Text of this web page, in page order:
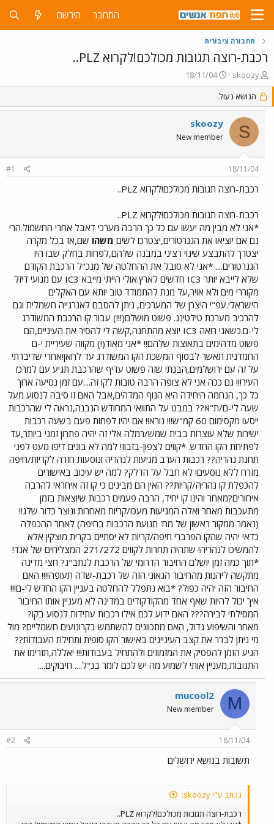
התחבר הירשם
תחבורה ציבורית
רכבת-רוצה תגובות מכולכם!לקרוא PLZ..
פ
ו
ת
ח
נ
skoozy
פ
ו
ס
ב
ת
ך
18/11/04
הנושא נעול.
S
skoozy
New member
18/11/04
#1
רכבת-רוצה תגובות מכולכם!לקרוא PLZ..
רכבת-רוצה תגובות מכולכם!לקרוא PLZ..
*אני לא מבין מה יעשו עם כל כך הרבה מערכי דאבל אחרי החשמול.הרי
גם אם יוציאו את הגנרטורים,יצטרכו לשים משהו שם,אז בכל מקרה
יצטרך להתבצע שינוי רציני במבנה שלהם,לפחות בחלק שבו היו
הגנרטורים.... *אני לא סובל את ההחלטה של מנכ"ל הרכבת הקודם
שלא לייבא יותר IC3 חדשים לארץ.אולי הייתי מייבא IC3 עם מנועי דיזל
מקוררי מים ולא אויר,על מנת להתמודד טוב יותא עם האקלים
הישראלי.עפ"י היצרן של המערכים, ניתן להסבם לאנרגייה חשמלית וגם
להרכיב מערכת טילטינג. פשוט מושלם(!!!) עבור קו הרכבת המשודרג
לי-ם.כשאני רואה IC3 יוצא מהתחנה,קשה לי להסיר את העיניים,הם
פשוט מדהימים בתאוצות שלהם!! *אני מאוד(!) מקווה שעיריית י-ם
החמדנית תאשר לבסוף המשכת הקו המשודרג עד לחאן!אחרי שדיברתי
על זה עם ירושלמים,הבנתי שזה פשוט עדיף שהרכבת תגיע עם למרכז
העיר!!! גם ככה אני לא צופה הרבה טובות לקו זה....עם זמן נסיעה ארוך
כל כך, הנחמה היחידה היא הנוף המדהים,אבל האם זו סיבה לנסוע מעל
שעה לי-ם/ת"א?? במבט על התוואי המחודש הנבנה,נראה לי שהרכבות
ייסעו מקסימום 60 קמ"ש!!! נורא!! אם יהיו לפחות פעם בשעה רכבות
ישירות שלא עוצרות בבית שמש/רמלה אלי זה יהיה פתרון זמני ביותר,עד
לפתיחת הקו החדש. *קווים לצפון-בזבוז! למה לא בונים דיפו מעט לפני
תחנת נהריה?? רכבות הערב מגיעות לנהריה ונוסעות חזרה לקריות/חיפה
מזרח ללא נוסעים! לא חבל על הדלק? למה יש עיכוב באישורים
להכפלת קו נהריה/קריות?? האין הם מבינים כי קו זה איחראי להרבה
איחורים?מאחר והינו קו יחיד, הרבה פעמים רכבות שיוצאות בזמן
מתעכבות מאחר ואלה המגיעות מעכו/קריות מאחרות ונוצר כדור שלג!!
(נאמר ממקור ראשון של מח' תנועת הרכבות בחיפה) לאחר ההכפלה
כדאי יהיה שהקו הפרברי חיפה/קריות לא יסתיים בקרית מוצקין אלא
להמשיכו לנהריה! שתהיה תחרות לקווים 271/272 המצליחים של אגד!
*תוך כמה זמן יושלם החיבור הדרומי של הרכבת לנתב"ג? חצי מדינה
מתקשה ליהנות מהחיבור הגאוני הזה של רכבת-שדה תעופה!!!! האם
החיבור הזה יהיה כפול? *בוא נתפלל להחלטה בעניין הקו החדש לי-ם!!!
איך יכול להיות שאף אחד מהקודקודים במדינה לא מעניין אותו החיבור
המסילתי לבירה??? האם ידוע לכם אילו רכבות עתידות לנסוע בקו?
מאחר והשיפוע גדול, האם מתכוונים להשתמש בקרונועים חשמליים? מול
מי ניתן לברר את קצב העיניינים באישור הקו סופית ותחילת העבודות??
הגיע הזמן להפסיק את המזמוזים ולהתחיל בעבודות!!! יאללה,תזרימו את
התגובות,מעניין אותי לשמוע מה יש לכם לומר בנ"ל.... חיבוקים....
M
mucool2
New member
18/11/04
#2
תשובות בנושא ירושלים
נכתב ע"י skoozy:
רכבת-רוצה תגובות מכולכם!לקרוא PLZ..